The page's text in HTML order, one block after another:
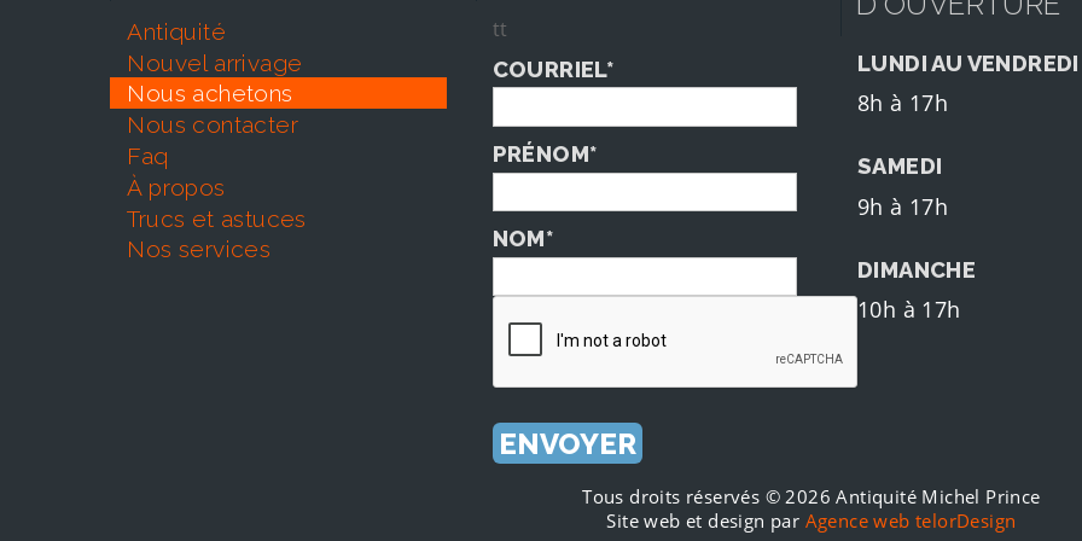
antiquité
nouvel arrivage
nous achetons
nous contacter
faq
À propos
trucs et astuces
nos services
tt
COURRIEL*
PRÉNOM*
NOM*
LUNDI AU VENDREDI
8h à 17h
SAMEDI
9h à 17h
DIMANCHE
10h à 17h
Tous droits réservés © 2026 Antiquité Michel Prince
Site web et design par Agence web telorDesign